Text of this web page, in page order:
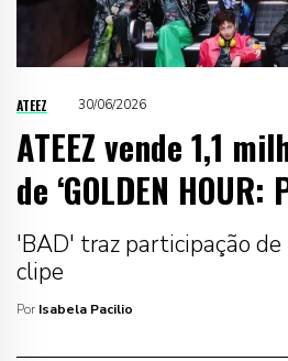
ATEEZ 30/06/2026
ATEEZ vende 1,1
de ‘GOLDEN HOUR:
'BAD' traz participação
clipe
Por Isabela Pacilio